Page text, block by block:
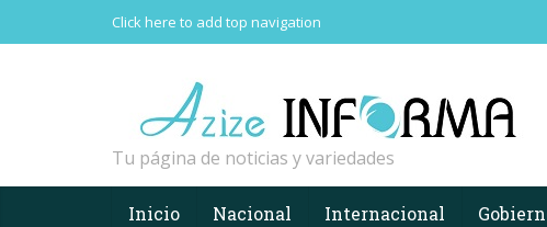
Click here to add top navigation
Tu página de noticias y variedades
Inicio Nacional Internacional